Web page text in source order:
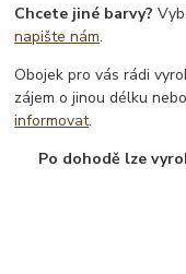
Chcete jiné barvy?
napište nám.
Obojek pro vás rádi
zájem o jinou délku
informovat.
Po dohodě lze